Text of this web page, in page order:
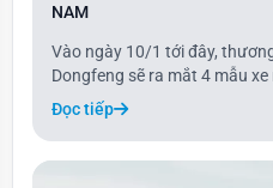
NAM
Vào ngày 10/1 tới đây,
Dongfeng sẽ ra mắt 4 mẫu
Box, E70, Mage và Huge. Là
nhập thị trường ô tô Việt
dòng xe nhập khẩu hoàn
Đọc tiếp